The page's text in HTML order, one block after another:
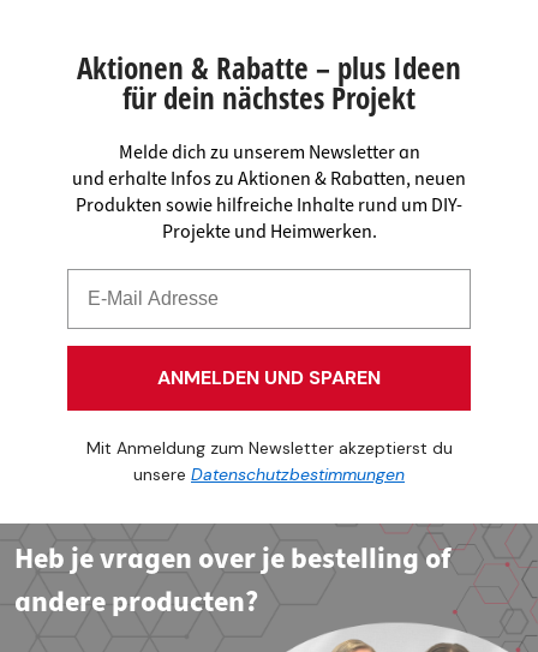
Aktionen & Rabatte – plus Ideen
für dein nächstes Projekt
Melde dich zu unserem Newsletter an
und erhalte Infos zu Aktionen & Rabatten, neuen
Produkten sowie hilfreiche Inhalte rund um DIY-
Projekte und Heimwerken.
ANMELDEN UND SPAREN
Mit Anmeldung zum Newsletter akzeptierst du
unsere Datenschutzbestimmungen
Heb je vragen over je bestelling of
andere producten?